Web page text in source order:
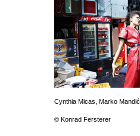
Cynthia Micas, Marko Mandić
© Konrad Fersterer